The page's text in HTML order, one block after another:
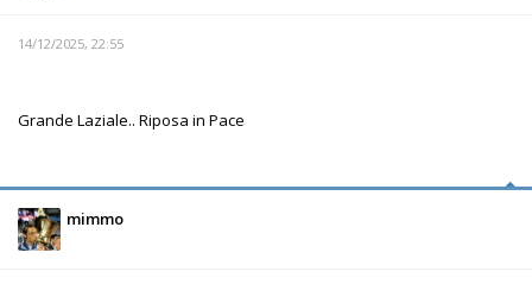
14/12/2025, 22:55
Grande Laziale.. Riposa in Pace
mimmo